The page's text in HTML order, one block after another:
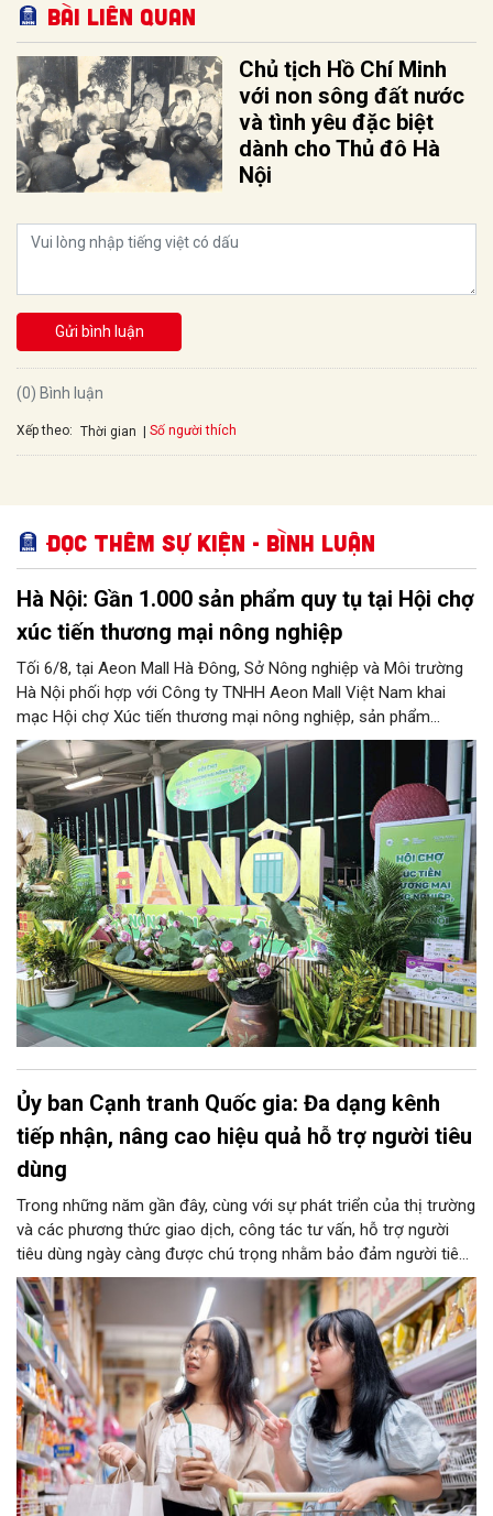
Bài liên quan
Chủ tịch Hồ Chí Minh
với non sông đất nước
và tình yêu đặc biệt
dành cho Thủ đô Hà
Nội
Gửi bình luận
(0) Bình luận
Xếp theo: Thời gian Số người thích
Đọc thêm Sự kiện - Bình luận
Hà Nội: Gần 1.000 sản phẩm quy tụ tại Hội chợ
xúc tiến thương mại nông nghiệp
Tối 6/8, tại Aeon Mall Hà Đông, Sở Nông nghiệp và Môi trường
Hà Nội phối hợp với Công ty TNHH Aeon Mall Việt Nam khai
mạc Hội chợ Xúc tiến thương mại nông nghiệp, sản phẩm
OCOP Hà Nội (HaNoi Agriculture Fair 2026).
Ủy ban Cạnh tranh Quốc gia: Đa dạng kênh
tiếp nhận, nâng cao hiệu quả hỗ trợ người tiêu
dùng
Trong những năm gần đây, cùng với sự phát triển của thị trường
và các phương thức giao dịch, công tác tư vấn, hỗ trợ người
tiêu dùng ngày càng được chú trọng nhằm bảo đảm người tiêu
dùng được tiếp cận thông tin, được hướng dẫn thực hiện quyền
và được hỗ trợ kịp thời khi phát sinh vướng mắc trong quá trình
tiêu dùng hàng hóa, dịch vụ.